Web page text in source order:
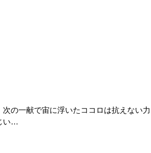
の一献で宙に浮いたココロは抗えない
い…